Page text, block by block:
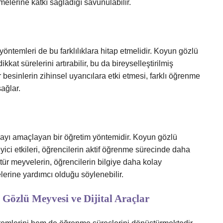
katkı sağladığı savunulabilir.
de bu farklılıklara hitap etmelidir. Koyun gözlü
sürelerini artırabilir, bu da bireyselleştirilmiş
besinlerin zihinsel uyarıcılara etki etmesi, farklı öğrenme
amaçlayan bir öğretim yöntemidir. Koyun gözlü
etkileri, öğrencilerin aktif öğrenme sürecinde daha
meyvelerin, öğrencilerin bilgiye daha kolay
yardımcı olduğu söylenebilir.
Meyvesi ve Dijital Araçlar